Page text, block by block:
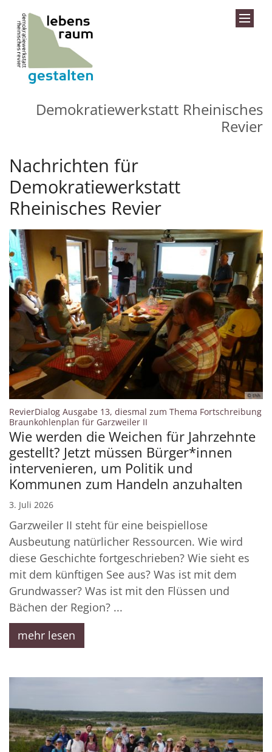
Demokratiewerkstatt Rheinisches
Revier
Nachrichten für
Demokratiewerkstatt
Rheinisches Revier
© thh
RevierDialog Ausgabe 13, diesmal zum Thema Fortschreibung
Braunkohlenplan für Garzweiler II
Wie werden die Weichen für Jahrzehnte
gestellt? Jetzt müssen Bürger*innen
intervenieren, um Politik und
Kommunen zum Handeln anzuhalten
3. Juli 2026
Garzweiler II steht für eine beispiellose
Ausbeutung natürlicher Ressourcen. Wie wird
diese Geschichte fortgeschrieben? Wie sieht es
mit dem künftigen See aus? Was ist mit dem
Grundwasser? Was ist mit den Flüssen und
Bächen der Region? ...
mehr lesen